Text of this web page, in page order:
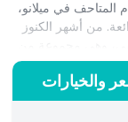
المتاحف في ميلانو،
من أشهر الكنوز
وهي مجموعة من
لكارافاجيو
كل غرفة في
الزيارة إلى معرض
والخيارات